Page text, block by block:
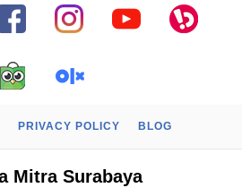
PRIVACY POLICY BLOG
Mitra Surabaya